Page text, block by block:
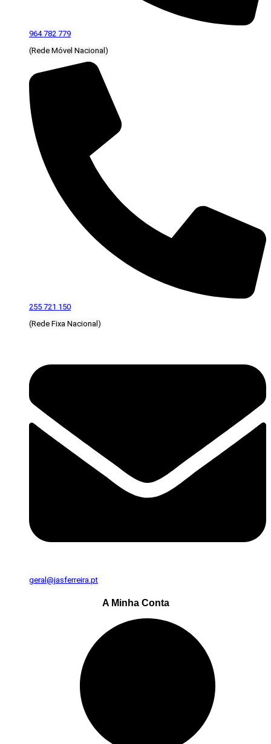
964 782 779
(Rede Móvel Nacional)
255 721 150
(Rede Fixa Nacional)
geral@jasferreira.pt
A Minha Conta